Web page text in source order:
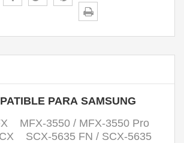
PARA SAMSUNG
MFX-3550 / MFX-3550 Pro
SCX-5635 FN / SCX-5635